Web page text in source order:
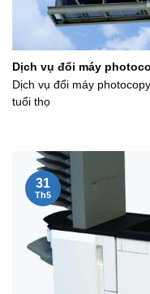
Dịch vụ đổi máy
Dịch vụ đổi máy
tuổi thọ
31
Th5